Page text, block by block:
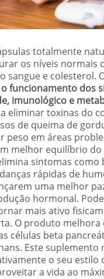
totalmente
os níveis normais
sangue e colesterol.
funcionamento dos
imunológico e
eliminar toxinas do
de queima de
peso em áreas
melhor equilíbrio do
sintomas como
rápidas de
uma melhor
hormonal.
mais ativo
O produto melhora
células beta
Este suplemento
o seu estilo
a vida ao